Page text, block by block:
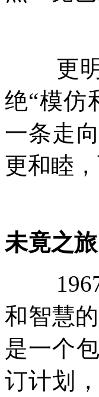
更
绝“模仿
一条走
更和睦
未竟之旅
和智慧
是一个
订计划